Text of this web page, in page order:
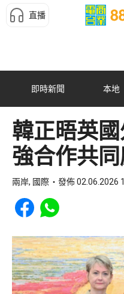
直播
即時新聞 本地
韓正晤英
強合作共
兩岸, 國際 發佈 02.06.2026
Share to Facebook
Share to WhatsApp